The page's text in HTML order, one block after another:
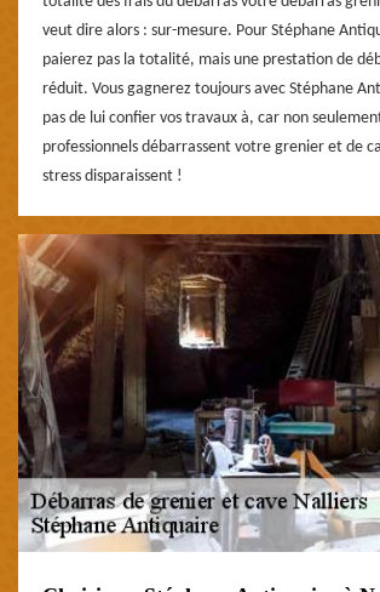
veut dire alors : sur-mesure. Pour Stéphane
paierez pas la totalité, mais une prestation de
réduit. Vous gagnerez toujours avec Stéphane
pas de lui confier vos travaux à, car non
professionnels débarrassent votre grenier et de
stress disparaissent !